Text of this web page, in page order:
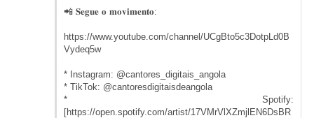
📲 𝐒𝐞𝐠𝐮𝐞 𝐨 𝐦𝐨𝐯𝐢𝐦𝐞𝐧𝐭𝐨:
https://www.youtube.com/channel/UCgBto5c3DotpLd0B
Vydeq5w
* Instagram: @cantores_digitais_angola
* TikTok: @cantoresdigitaisdeangola
* Spotify:
[https://open.spotify.com/artist/17VMrVlXZmjlEN6DsBR